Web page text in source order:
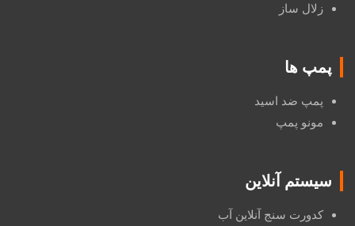
زلال ساز
پمپ ها
پمپ ضد اسید
مونو پمپ
سیستم آنلاین
کدورت سنج آنلاین آب